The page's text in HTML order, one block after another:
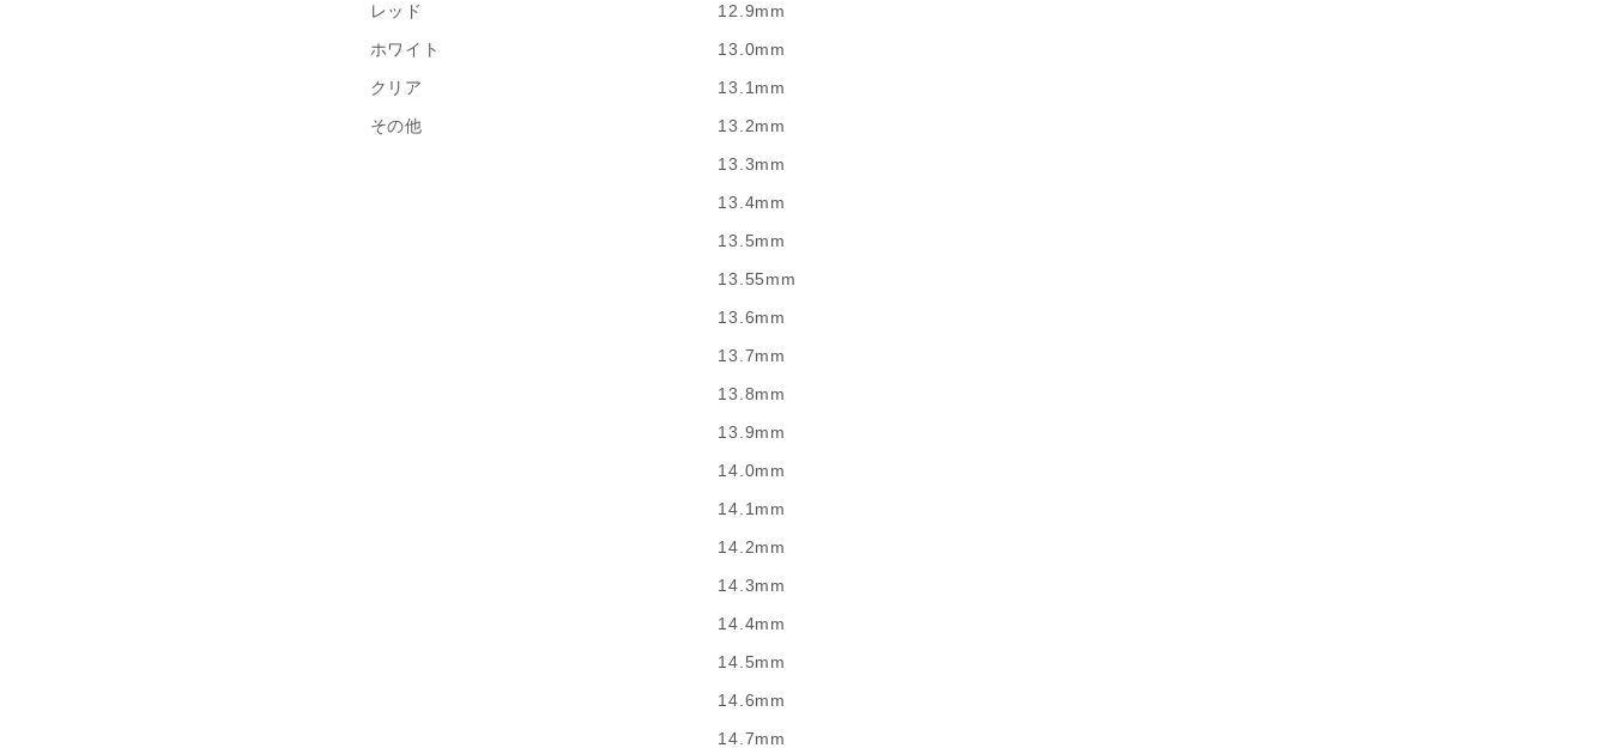
レッド
ホワイト
クリア
その他
12.9mm
13.0mm
13.1mm
13.2mm
13.3mm
13.4mm
13.5mm
13.55mm
13.6mm
13.7mm
13.8mm
13.9mm
14.0mm
14.1mm
14.2mm
14.3mm
14.4mm
14.5mm
14.6mm
14.7mm